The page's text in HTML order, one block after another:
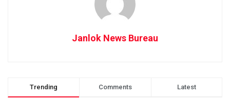
Janlok News Bureau
Trending Comments Latest